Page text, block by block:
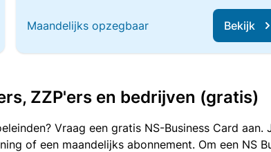
Maandelijks opzegbaar Bekijk
ZZP'ers en bedrijven (gratis)
Vraag een gratis NS-Business Card
of een maandelijks abonnement. Om een NS